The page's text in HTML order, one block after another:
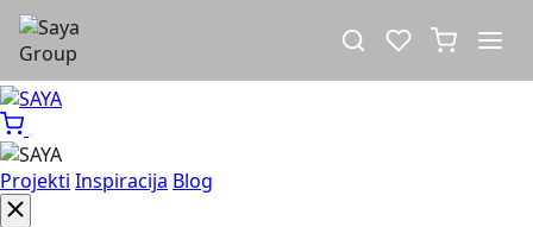
Projekti Inspiracija Blog